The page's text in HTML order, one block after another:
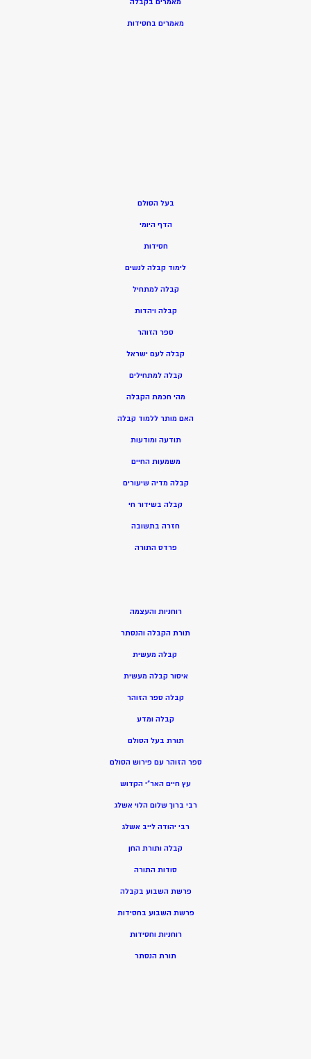
מאמרים בחסידות
בעל הסולם
הדף היומי
חסידות
לימוד קבלה לנשים
קבלה למתחיל
קבלה ויהדות
ספר הזוהר
קבלה לעם ישראל
קבלה למתחילים
מהי חכמת הקבלה
האם מותר ללמוד קבלה
תודעה ומודעות
משמעות החיים
קבלה מדיה שיעורים
קבלה בשידור חי
חזרה בתשובה
פרדס התורה
רוחניות והעצמה
תורת הקבלה והנסתר
קבלה מעשית
איסור קבלה מעשית
קבלה ספר הזוהר
קבלה ומדע
תורת בעל הסולם
ספר הזוהר עם פירוש הסולם
עץ חיים האר”י הקדוש
רבי ברוך שלום הלוי אשלג
רבי יהודה לייב אשלג
קבלה ותורת החן
סודות התורה
פרשת השבוע בקבלה
פרשת השבוע בחסידות
רוחניות וחסידות
תורת הנסתר